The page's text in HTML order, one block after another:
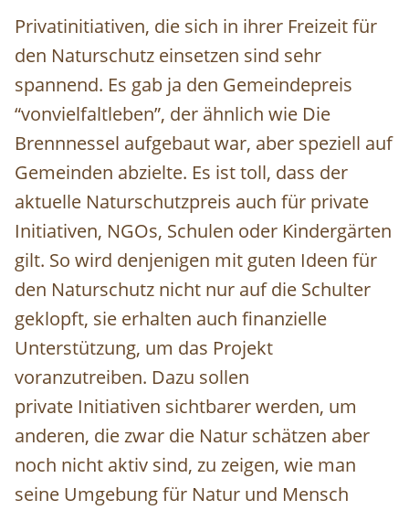
Privatinitiativen, die sich in ihrer Freizeit für
den Naturschutz einsetzen sind sehr
spannend. Es gab ja den Gemeindepreis
“vonvielfaltleben”, der ähnlich wie Die
Brennnessel aufgebaut war, aber speziell auf
Gemeinden abzielte. Es ist toll, dass der
aktuelle Naturschutzpreis auch für private
Initiativen, NGOs, Schulen oder Kindergärten
gilt. So wird denjenigen mit guten Ideen für
den Naturschutz nicht nur auf die Schulter
geklopft, sie erhalten auch finanzielle
Unterstützung, um das Projekt
voranzutreiben. Dazu sollen
private Initiativen sichtbarer werden, um
anderen, die zwar die Natur schätzen aber
noch nicht aktiv sind, zu zeigen, wie man
seine Umgebung für Natur und Mensch